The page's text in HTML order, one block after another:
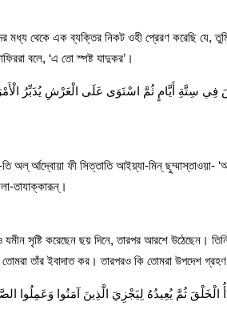
মধ্য থেকে এক ব্যক্তির নিকট ওহী প্রেরণ করেছি যে,
বলে, ‘এ তো স্পষ্ট যাদুকর’।
سِتَّةِ أَيَّامٍ ثُمَّ اسْتَوَى عَلَى الْعَرْشِ يُدَبِّرُ
অল্ র্আদ্বোয়া ফী সিত্তাতি আইয়্যা-মিন্ ছুম্মাস্তাওয়া-
তাযাক্কারূন্।
সৃষ্টি করেছেন ছয় দিনে, তারপর আরশে উঠেছেন।
তাঁর ইবাদাত কর। তারপরও কি তোমরা উপদেশ
الْخَلْقَ ثُمَّ يُعِيدُهُ لِيَجْزِيَ الَّذِينَ آمَنُوا